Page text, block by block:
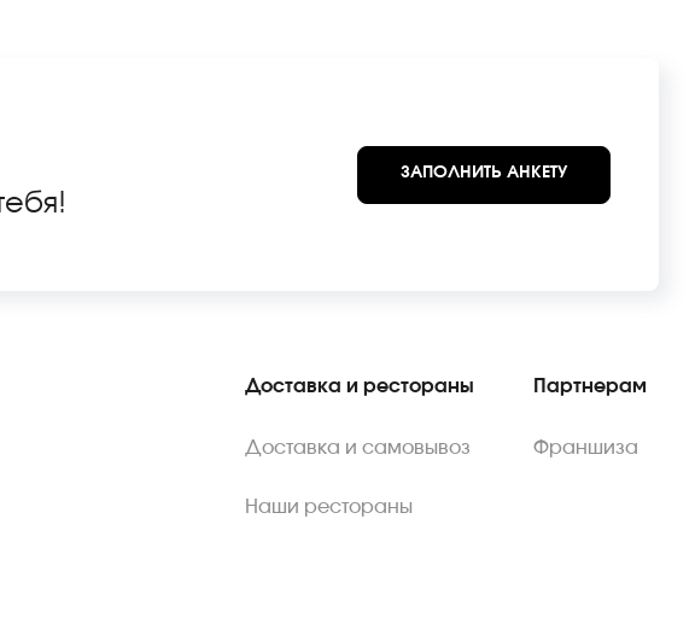
ЗАПОЛНИТЬ АНКЕТУ
Доставка и рестораны
Доставка и самовывоз
Наши рестораны
Партнерам
Франшиза